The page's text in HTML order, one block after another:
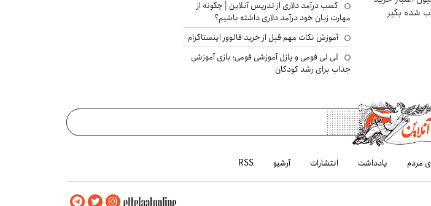
شده بگیر
کسب درآمد دلاری از تدریس آنلاین | چگونه از
مهارت زبان خود درآمد دلاری داشته باشیم؟
آموزش نکات مهم قبل از خرید فالوور اینستاگرام
لی لی فومی و پازل آموزشی فومی؛ بازی آموزشی
جذاب برای رشد کودکان
مردم یادداشت انتشارات آرشیو RSS